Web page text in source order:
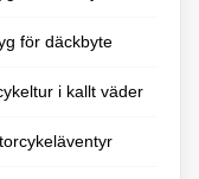
för däckbyte
i kallt väder